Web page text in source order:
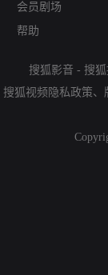
会员剧场
帮助
搜狐影音 - 搜
搜狐视频隐私政策、